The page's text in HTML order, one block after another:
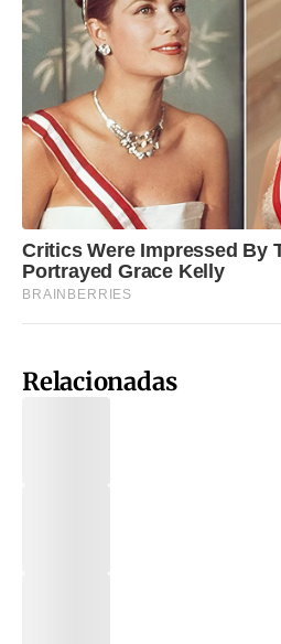
Relacionadas